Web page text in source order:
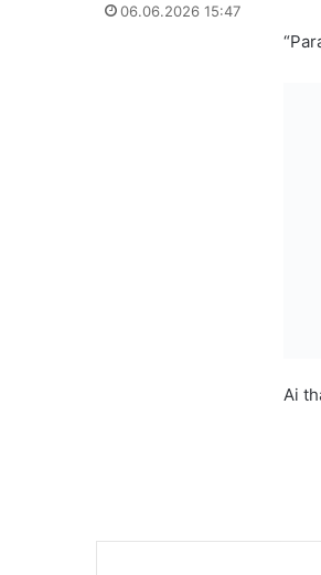
Ai
06.06.2026 15:47